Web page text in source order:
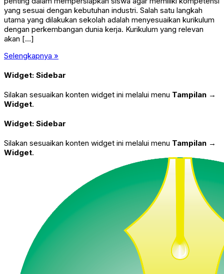
yang sesuai dengan kebutuhan industri. Salah satu langkah
utama yang dilakukan sekolah adalah menyesuaikan kurikulum
dengan perkembangan dunia kerja. Kurikulum yang relevan
akan […]
Selengkapnya »
Widget: Sidebar
Silakan sesuaikan konten widget ini melalui menu Tampilan →
Widget.
Widget: Sidebar
Silakan sesuaikan konten widget ini melalui menu Tampilan →
Widget.